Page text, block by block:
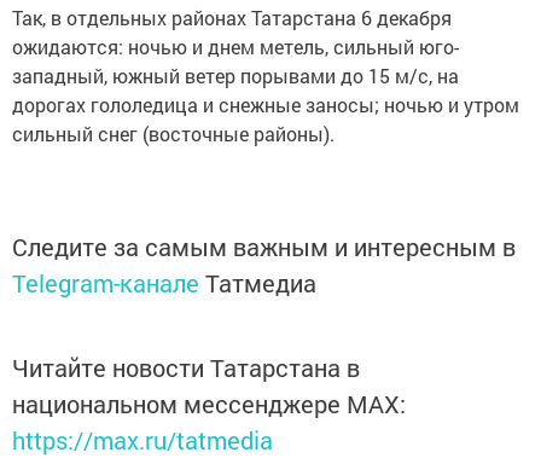
Так, в отдельных районах Татарстана 6 декабря
ожидаются: ночью и днем метель, сильный юго-
западный, южный ветер порывами до 15 м/с, на
дорогах гололедица и снежные заносы; ночью и утром
сильный снег (восточные районы).
Следите за самым важным и интересным в
Telegram-канале Татмедиа
Читайте новости Татарстана в
национальном мессенджере MАХ:
https://max.ru/tatmedia